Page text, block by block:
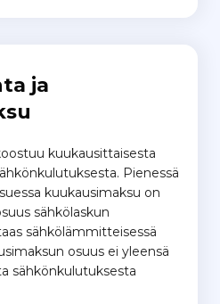
ja
kuukausittaisesta
Pienessä
kuukausimaksu on
sähkölaskun
sähkölämmitteisessä
osuus ei yleensä
sähkönkulutuksesta